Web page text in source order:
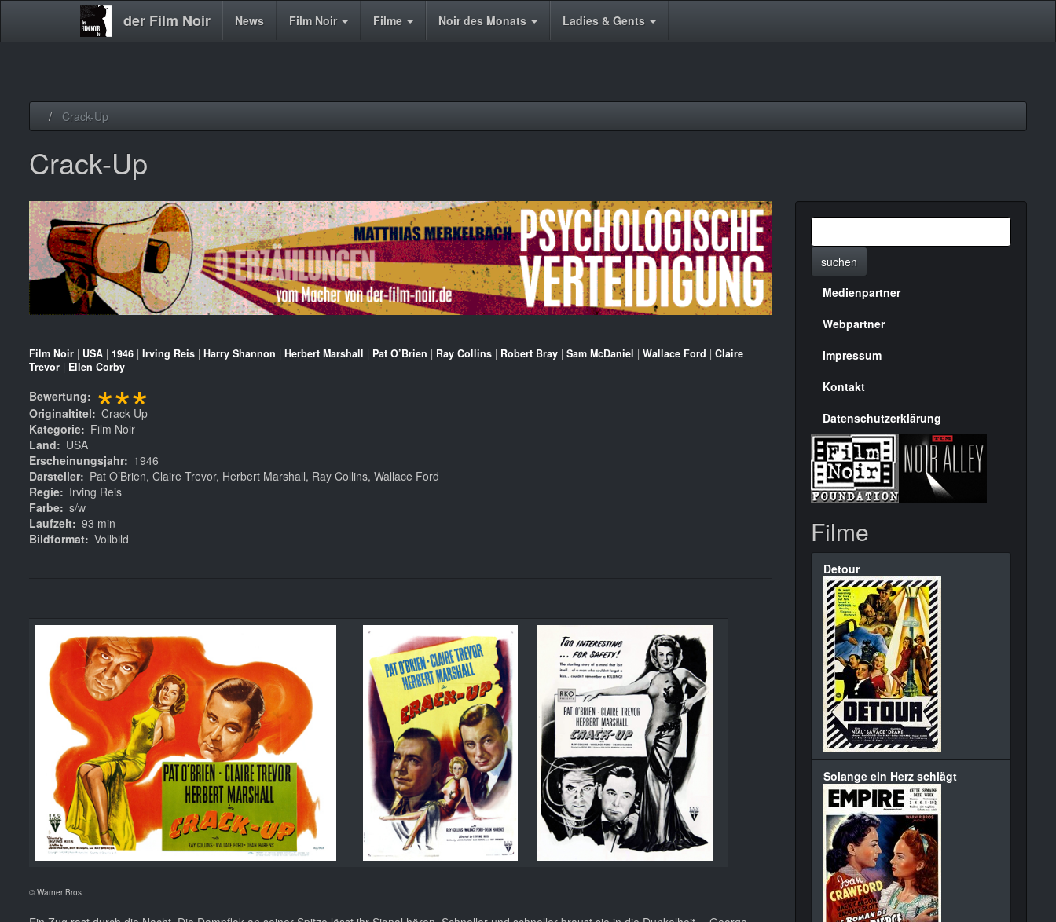
der Film Noir
Main News Film Noir Filme Noir des Monats Ladies & Gents
Crack-Up
Crack-Up
Film Noir | USA | 1946 | Irving Reis | Harry Shannon | Herbert Marshall | Pat O’Brien | Ray Collins | Robert Bray | Sam McDaniel | Wallace Ford | Claire
Trevor | Ellen Corby
Bewertung ***
Originaltitel
Crack-Up
Kategorie
Film Noir
Land
USA
Erscheinungsjahr
1946
Darsteller
Pat O’Brien, Claire Trevor, Herbert Marshall, Ray Collins, Wallace Ford
Regie
Irving Reis
Farbe s/w
Laufzeit 93 min
Bildformat Vollbild
© Warner Bros.
suchen
Menülinks
rechte
Seite
Medienpartner
Webpartner
Impressum
Kontakt
Datenschutzerklärung
Filme
Detour
Solange ein Herz schlägt